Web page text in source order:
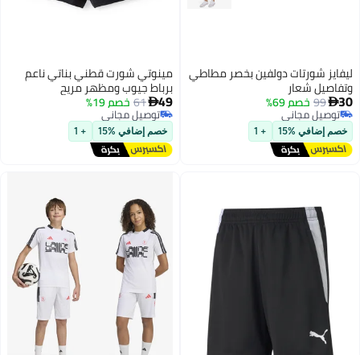
ليفايز شورتات دولفين بخصر مطاطي
وتفاصيل شعار
30
99 خصم 69%
توصيل مجاني
توصيل مجاني
خصم إضافي %15 + 1
مينوتي شورت قطني بناتي ناعم
برباط جيوب ومظهر مريح
49
61 خصم 19%
توصيل مجاني
توصيل مجاني
خصم إضافي %15 + 1